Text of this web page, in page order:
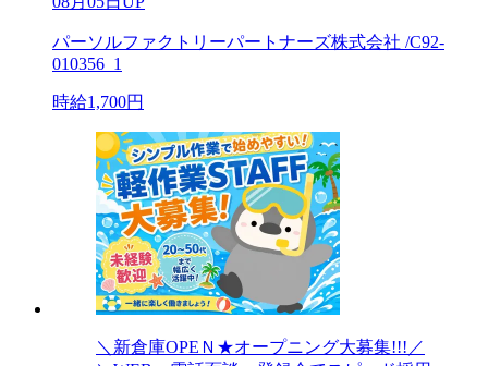
パーソルファクトリーパートナーズ株式会社 /C92-
010356_1
時給1,700円
＼新倉庫OPEＮ★オープニング大募集!!!／